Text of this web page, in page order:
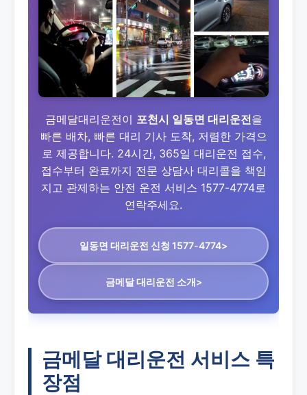
금메달대리운전이 포천시 일동면 대리운전을
빠른 배차, 빠른 대리 기사 도착, 저렴한 가격으
로 제공합니다. 24시간, 365일 대리운전 접수,
접수부터 완료까지 전문 상담사 대리콜을 책임
지고 관제하는 안전 운전 서비스 1577-4774로
연락주세요.
일동면 대리운전 신청 1577-4774>
금메달 대리운전 소개>
금메달 대리운전 서비스 특
장점